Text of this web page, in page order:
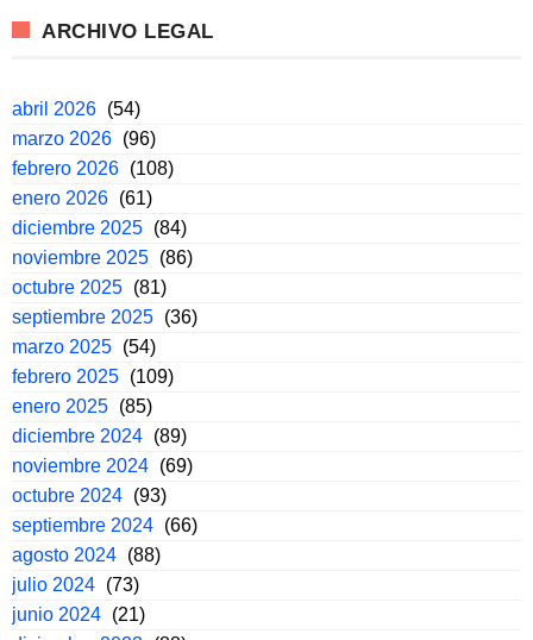
ARCHIVO LEGAL
abril 2026 (54)
marzo 2026 (96)
febrero 2026 (108)
enero 2026 (61)
diciembre 2025 (84)
noviembre 2025 (86)
octubre 2025 (81)
septiembre 2025 (36)
marzo 2025 (54)
febrero 2025 (109)
enero 2025 (85)
diciembre 2024 (89)
noviembre 2024 (69)
octubre 2024 (93)
septiembre 2024 (66)
agosto 2024 (88)
julio 2024 (73)
junio 2024 (21)